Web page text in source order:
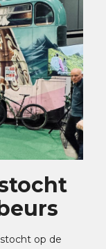
op de